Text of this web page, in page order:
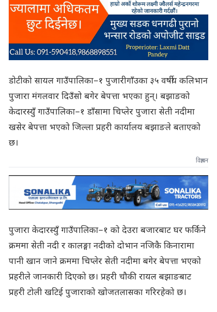
डोटीको सायल गाउँपालिका–१ पुजारीगाँउका ३५ वर्षीय कलिभान
पुजारा मंगलवार दिउँसो बगेर बेपत्ता भएका हुन्। बझाङको
केदारस्युँ गाउँपालिका–१ डाँसामा चिप्लेर पुजारा सेती नदीमा
खसेर बेपत्ता भएको जिल्ला प्रहरी कार्यालय बझाङले बताएको
छ।
विज्ञापन
पुजारा केदारस्युँ गाउँपालिका–१ को देउरा बजारबाट घर फर्किने
क्रममा सेती नदी र कालङ्गा नदीको दोभान नजिकै किनारामा
पानी खान जाने क्रममा चिप्लेर सेती नदीमा बगेर बेपत्ता भएको
प्रहरीले जानकारी दिएको छ। प्रहरी चौकी रायल बझाङबाट
प्रहरी टोली खटिई पुजाराको खोजतलासका गरिरहेको छ।